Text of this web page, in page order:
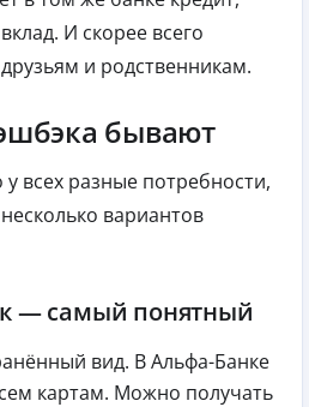
И скорее всего
и родственникам.
бывают
всех разные потребности,
вариантов
— самый понятный
вид. В Альфа-Банке
картам. Можно получать